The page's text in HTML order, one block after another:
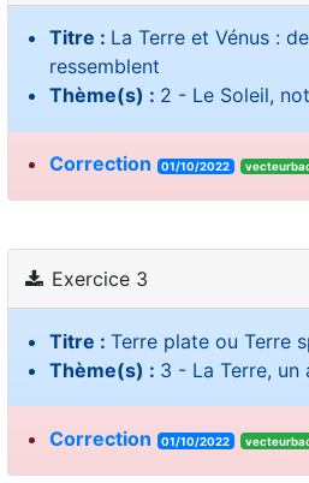
Titre : La Terre et Vénus :
ressemblent
Thème(s) : 2 - Le Soleil,
Correction 01/10/2022
Exercice 3
Titre : Terre plate ou Terre
Thème(s) : 3 - La Terre, un
Correction 01/10/2022